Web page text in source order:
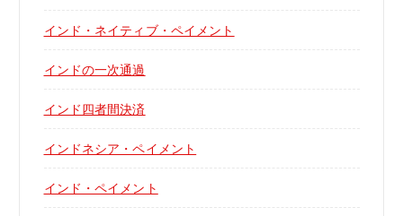
インド・ネイティブ・ペイメント
インドの一次通過
インド四者間決済
インドネシア・ペイメント
インド・ペイメント